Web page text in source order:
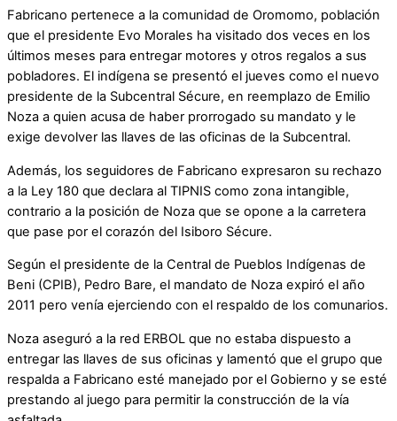
Fabricano pertenece a la comunidad de Oromomo, población
que el presidente Evo Morales ha visitado dos veces en los
últimos meses para entregar motores y otros regalos a sus
pobladores. El indígena se presentó el jueves como el nuevo
presidente de la Subcentral Sécure, en reemplazo de Emilio
Noza a quien acusa de haber prorrogado su mandato y le
exige devolver las llaves de las oficinas de la Subcentral.
Además, los seguidores de Fabricano expresaron su rechazo
a la Ley 180 que declara al TIPNIS como zona intangible,
contrario a la posición de Noza que se opone a la carretera
que pase por el corazón del Isiboro Sécure.
Según el presidente de la Central de Pueblos Indígenas de
Beni (CPIB), Pedro Bare, el mandato de Noza expiró el año
2011 pero venía ejerciendo con el respaldo de los comunarios.
Noza aseguró a la red ERBOL que no estaba dispuesto a
entregar las llaves de sus oficinas y lamentó que el grupo que
respalda a Fabricano esté manejado por el Gobierno y se esté
prestando al juego para permitir la construcción de la vía